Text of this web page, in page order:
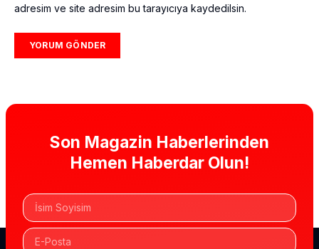
adresim ve site adresim bu tarayıcıya kaydedilsin.
Son Magazin Haberlerinden
Hemen Haberdar Olun!